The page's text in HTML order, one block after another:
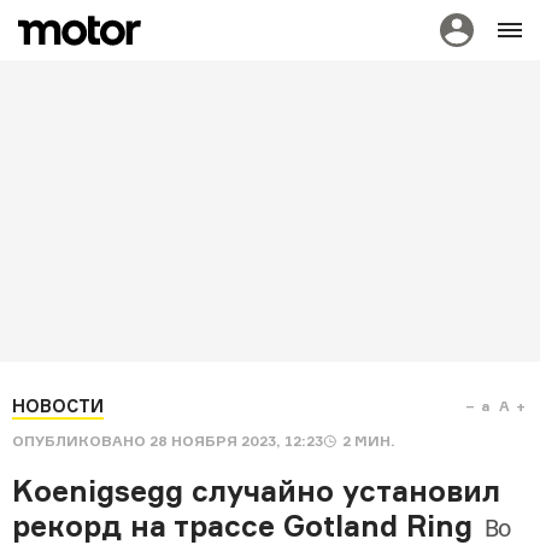
НОВОСТИ
ОПУБЛИКОВАНО 28 НОЯБРЯ 2023, 12:23 2 МИН.
a A
Koenigsegg случайно установил
рекорд на трассе Gotland Ring Во